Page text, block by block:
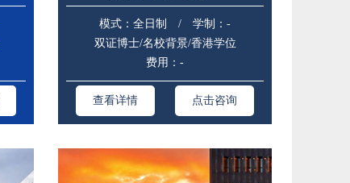
模式：全日制 / 学制：-
双证博士/名校背景/香港学位
费用：-
查看详情 点击咨询